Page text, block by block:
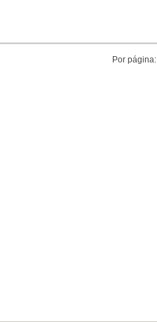
Por página: